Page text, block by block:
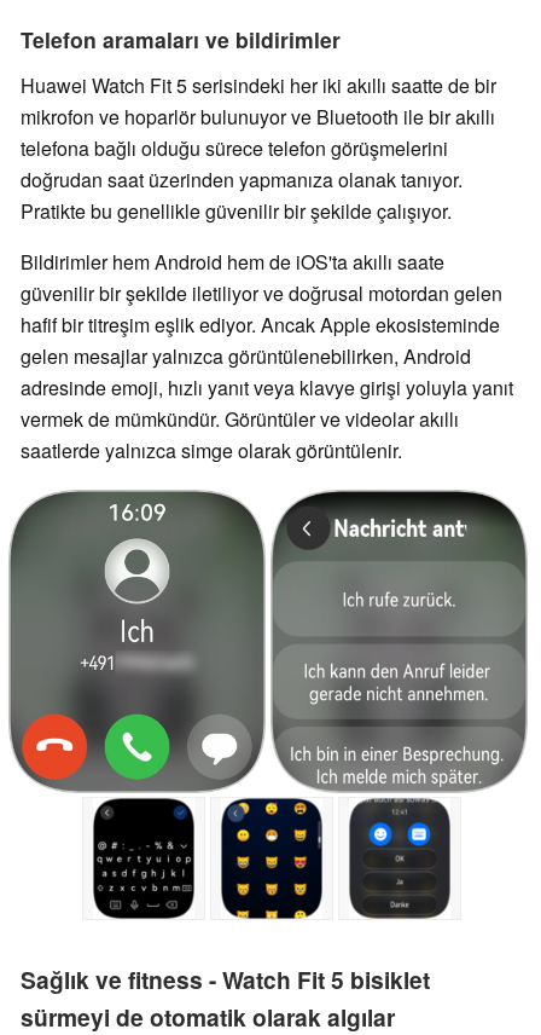
Telefon aramaları ve bildirimler
Huawei Watch Fit 5 serisindeki her iki akıllı saatte de bir
mikrofon ve hoparlör bulunuyor ve Bluetooth ile bir akıllı
telefona bağlı olduğu sürece telefon görüşmelerini
doğrudan saat üzerinden yapmanıza olanak tanıyor.
Pratikte bu genellikle güvenilir bir şekilde çalışıyor.
Bildirimler hem Android hem de iOS'ta akıllı saate
güvenilir bir şekilde iletiliyor ve doğrusal motordan gelen
hafif bir titreşim eşlik ediyor. Ancak Apple ekosisteminde
gelen mesajlar yalnızca görüntülenebilirken, Android
adresinde emoji, hızlı yanıt veya klavye girişi yoluyla yanıt
vermek de mümkündür. Görüntüler ve videolar akıllı
saatlerde yalnızca simge olarak görüntülenir.
Sağlık ve fitness - Watch Fit 5 bisiklet
sürmeyi de otomatik olarak algılar